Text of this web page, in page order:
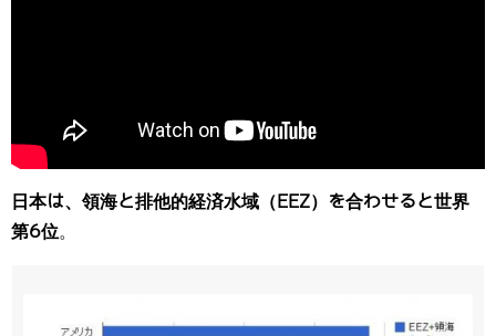
日本は、領海と排他的経済水域（EEZ）を合わせると世界
第6位。